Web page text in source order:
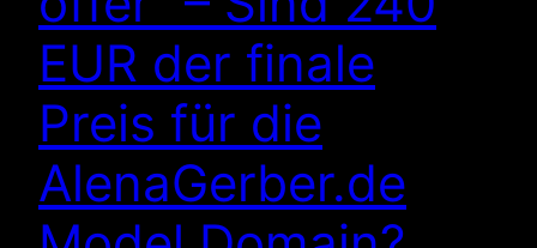
EUR der finale
Preis für die
AlenaGerber.de